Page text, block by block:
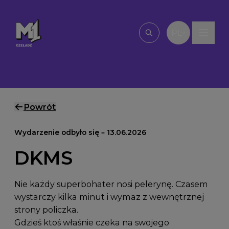
Wpisz, czego
Powrót
Wydarzenie odbyło się – 13.06.2026
DKMS
Nie każdy superbohater nosi pelerynę. Czasem
wystarczy kilka minut i wymaz z wewnętrznej
strony policzka.
Gdzieś ktoś właśnie czeka na swojego